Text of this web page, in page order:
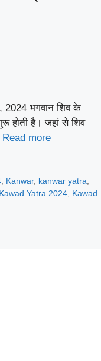
2024 भगवान शिव के
होती है। जहां से शिव
Read more
, Kanwar, kanwar yatra
Kawad Yatra 2024 Kawad